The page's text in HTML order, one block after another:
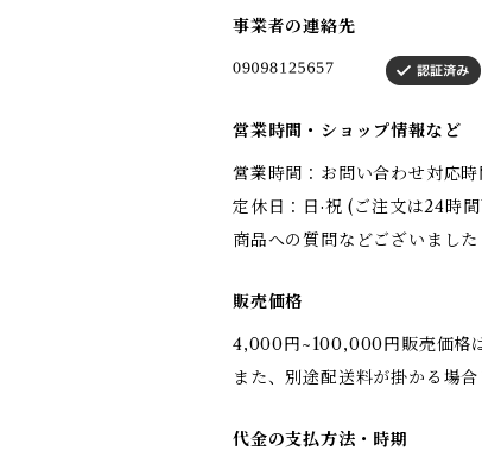
事業者の連絡先
営業時間・ショップ情報など
営業時間：お問い合わせ対応
定休日：日·祝 (ご注文は24時
商品への質問などございまし
販売価格
4,000円~100,000円販売価格
また、別途配送料が掛かる場
代金の支払方法・時期